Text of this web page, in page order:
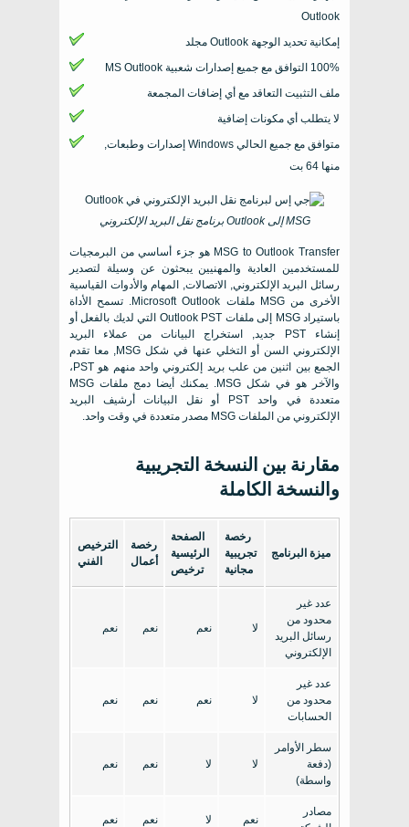
Outlook
إمكانية تحديد الوجهة Outlook مجلد
100% التوافق مع جميع إصدارات شعبية
MS Outlook
ملف التثبيت التعاقد مع أي إضافات المجمعة
لا يتطلب أي مكونات إضافية
متوافق مع جميع الحالي Windows إصدارات وطبعات,
منها 64 بت
MSGإلىOutlook برنامج نقل البريد الإلكتروني
MSG to Outlook Transfer هو جزء أساسي من البرمجيات
للمستخدمين العادية والمهنيين يبحثون عن وسيلة لتصدير
رسائل البريد الإلكتروني, الاتصالات, المهام والأدوات القياسية
الأخرى منMSG ملفات Microsoft Outlook . تسمح الأداة
باستيراد MSG إلى ملفات Outlook PST التي لديك بالفعل أو
إنشاء PST جديد, استخراج البيانات من عملاء البريد
الإلكتروني السن أو التخلي عنها في شكل MSG, معا تقدم
الجمع بين اثنين من علب بريد إلكتروني واحد منهم هو PST،
والآخر هو في شكل MSG. يمكنك أيضا دمج ملفات MSG
متعددة في واحد PST أو نقل البيانات أرشيف البريد
الإلكتروني من الملفات MSG مصدر متعددة في وقت واحد.
مقارنة بين النسخة التجريبية
والنسخة الكاملة
ميزة البرنامج
رخصة
تجريبية
مجانية
الصفحة
الرئيسية
ترخيص
رخصة
أعمال
الترخيص
الفني
عدد غير
محدود من
رسائل البريد
الإلكتروني
لا نعم نعم نعم
عدد غير
محدود من
الحسابات
لا نعم نعم نعم
سطر الأوامر
(دفعة
واسطة)
لا لا نعم نعم
مصادر
نعم لا نعم نعم